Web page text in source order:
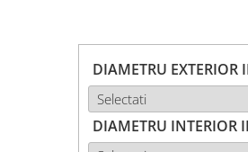
DIAMETRU
DIAMETRU